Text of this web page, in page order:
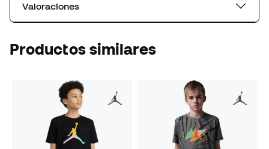
Valoraciones
Productos similares